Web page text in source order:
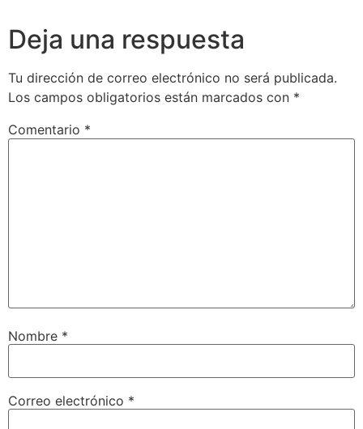
Deja una respuesta
Tu dirección de correo electrónico no será publicada.
Los campos obligatorios están marcados con *
Comentario *
Nombre *
Correo electrónico *